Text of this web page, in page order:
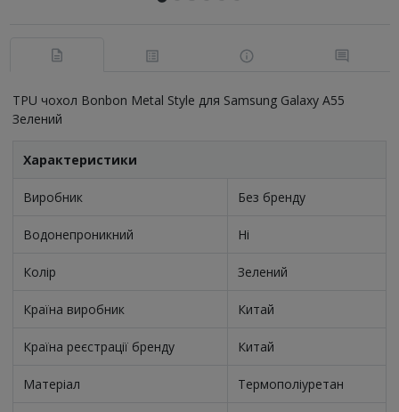
TPU чохол Bonbon Metal Style для Samsung Galaxy A55
Зелений
Характеристики
Виробник Без бренду
Водонепроникний Ні
Колір Зелений
Країна виробник Китай
Країна реєстрації бренду Китай
Матеріал Термополіуретан